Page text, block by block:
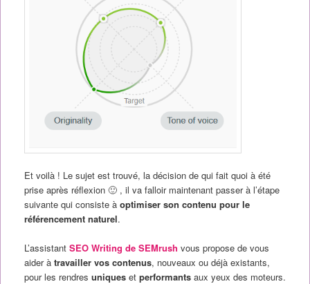
Et voilà ! Le sujet est trouvé, la décision de qui fait quoi à été
prise après réflexion 🙂 , il va falloir maintenant passer à l’étape
suivante qui consiste à optimiser son contenu pour le
référencement naturel.
L’assistant SEO Writing de SEMrush vous propose de vous
aider à travailler vos contenus, nouveaux ou déjà existants,
pour les rendres uniques et performants aux yeux des moteurs.